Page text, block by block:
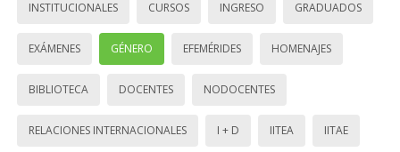
INSTITUCIONALES CURSOS INGRESO GRADUADOS
EXÁMENES GÉNERO EFEMÉRIDES HOMENAJES
BIBLIOTECA DOCENTES NODOCENTES
RELACIONES INTERNACIONALES I + D IITEA IITAE